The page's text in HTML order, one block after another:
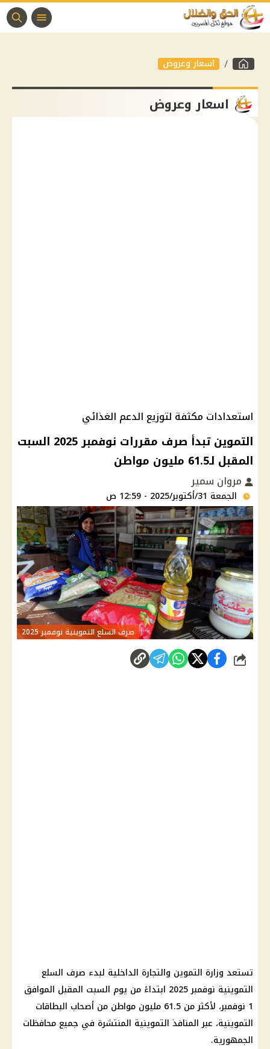
اسعار وعروض
اسعار وعروض
استعدادات مكثفة لتوزيع الدعم الغذائي
التموين تبدأ صرف مقررات نوفمبر 2025 السبت
المقبل لـ61.5 مليون مواطن
مروان سمير
الجمعة 31/أكتوبر/2025 - 12:59 ص
صرف السلع التموينية نوفمبر 2025
شارك
تستعد وزارة التموين والتجارة الداخلية لبدء صرف السلع
التموينية نوفمبر 2025 ابتداءً من يوم السبت المقبل الموافق
1 نوفمبر، لأكثر من 61.5 مليون مواطن من أصحاب البطاقات
التموينية، عبر المنافذ التموينية المنتشرة في جميع محافظات
الجمهورية.